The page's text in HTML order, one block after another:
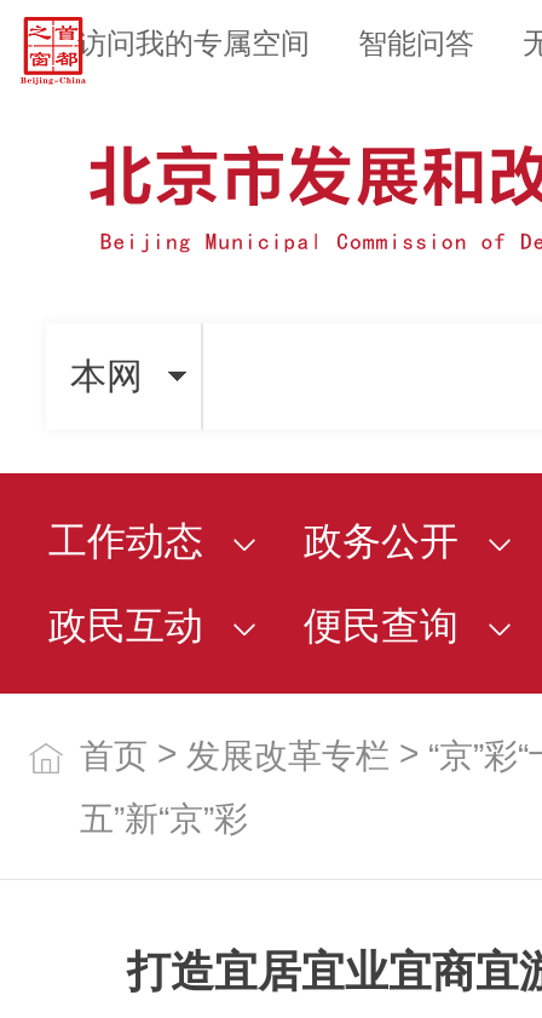
访问我的专属空间 智能问答
本网
工作动态
政务公开
政民互动
便民查询
首页 > 发展改革专栏 > “京”彩
五”新“京”彩
打造宜居宜业宜商宜